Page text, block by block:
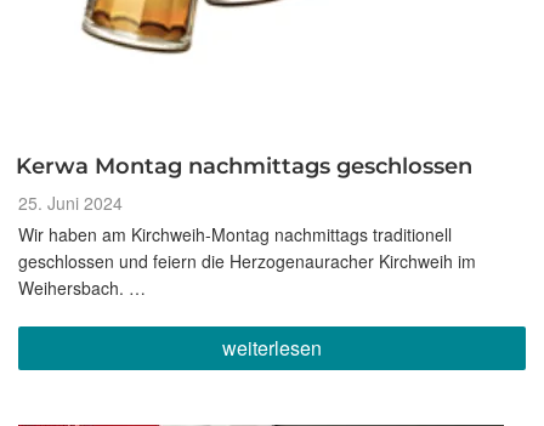
Kerwa Montag nachmittags geschlossen
Veröffentlicht
am
25. Juni 2024
Wir haben am Kirchweih-Montag nachmittags traditionell
geschlossen und feiern die Herzogenauracher Kirchweih im
Weihersbach. …
„Kerwa
Montag
weiterlesen